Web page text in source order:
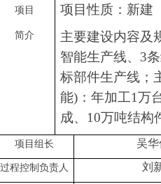
项目
简介
项目性质： 新建
主要建设内容及
智能生产线、 3
标部件生产线；
能) ：年加工1万
成、 10万吨结构
项目组长 吴华
过程控制负责人 刘